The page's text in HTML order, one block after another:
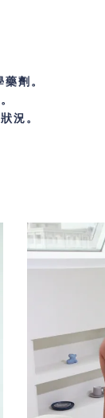
劑。
況。